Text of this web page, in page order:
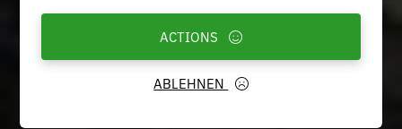
ABLEHNEN
ACTIONS